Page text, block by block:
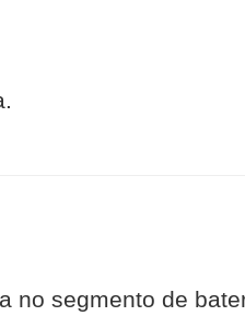
no segmento de